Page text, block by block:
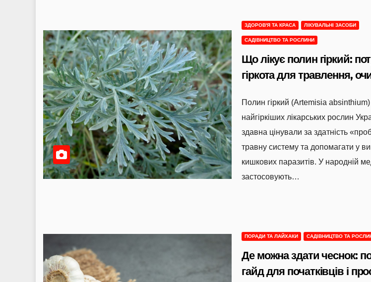
ЗДОРОВ'Я ТА КРАСА ЛІКУВАЛЬНІ ЗАСОБИ
САДІВНИЦТВО ТА РОСЛИНИ
Що лікує полин гіркий:
гіркота для травлення,
Полин гіркий (Artemisia
найгіркіших лікарських рослин
здавна цінували за здатність
травну систему та допомагати у
кишкових паразитів. У народній
застосовують…
ПОРАДИ ТА ЛАЙХАКИ САДІВНИЦТВО ТА
Де можна здати чеснок:
гайд для початківців і